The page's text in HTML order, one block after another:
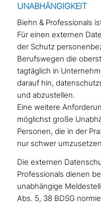
UNABHÄNGIGKEIT
Biehn & Professionals
Für einen externen
der Schutz
Berufswegen die
tagtäglich in
darauf hin,
und abzustellen.
Eine weitere
möglichst große
Personen, die in der
nur schwer
Die externen
Professionals dienen
unabhängige
Abs. 5, 38 BDSG